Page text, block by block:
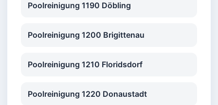
Poolreinigung 1190 Döbling
Poolreinigung 1200 Brigittenau
Poolreinigung 1210 Floridsdorf
Poolreinigung 1220 Donaustadt